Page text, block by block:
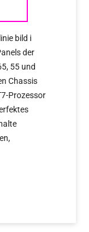
bild i
der
55 und
Chassis
Prozessor